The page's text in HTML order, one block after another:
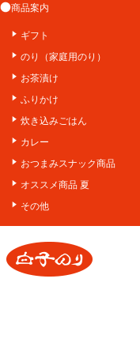
商品案内
ギフト
のり（家庭用のり）
お茶漬け
ふりかけ
炊き込みごはん
カレー
おつまみスナック商品
オススメ商品 夏
その他